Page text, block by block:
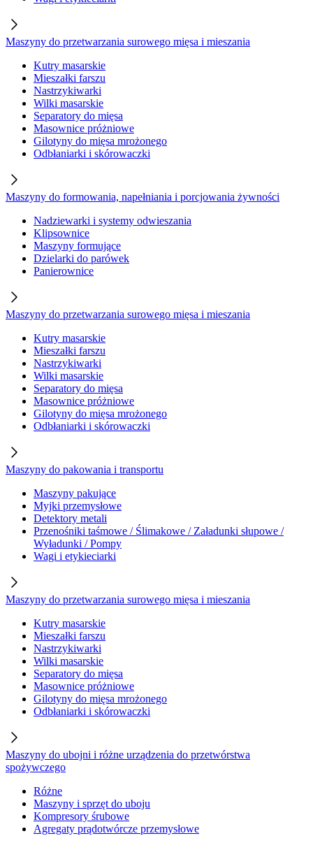
Maszyny do przetwarzania surowego mięsa i mieszania
Kutry masarskie
Mieszałki farszu
Nastrzykiwarki
Wilki masarskie
Separatory do mięsa
Masownice próżniowe
Gilotyny do mięsa mrożonego
Odbłaniarki i skórowaczki
Maszyny do formowania, napełniania i porcjowania żywności
Nadziewarki i systemy odwieszania
Klipsownice
Maszyny formujące
Dzielarki do parówek
Panierownice
Maszyny do przetwarzania surowego mięsa i mieszania
Kutry masarskie
Mieszałki farszu
Nastrzykiwarki
Wilki masarskie
Separatory do mięsa
Masownice próżniowe
Gilotyny do mięsa mrożonego
Odbłaniarki i skórowaczki
Maszyny do pakowania i transportu
Maszyny pakujące
Myjki przemysłowe
Detektory metali
Przenośniki taśmowe / Ślimakowe / Załadunki słupowe /
Wyładunki / Pompy
Wagi i etykieciarki
Maszyny do przetwarzania surowego mięsa i mieszania
Kutry masarskie
Mieszałki farszu
Nastrzykiwarki
Wilki masarskie
Separatory do mięsa
Masownice próżniowe
Gilotyny do mięsa mrożonego
Odbłaniarki i skórowaczki
Maszyny do ubojni i różne urządzenia do przetwórstwa
spożywczego
Różne
Maszyny i sprzęt do uboju
Kompresory śrubowe
Agregaty prądotwórcze przemysłowe